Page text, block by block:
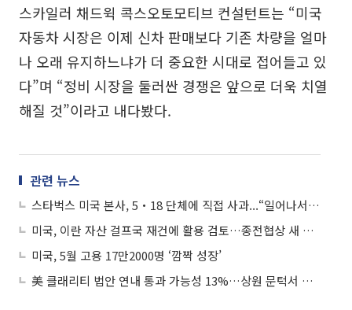
스카일러 채드윅 콕스오토모티브 컨설턴트는 “미국
자동차 시장은 이제 신차 판매보다 기존 차량을 얼마
나 오래 유지하느냐가 더 중요한 시대로 접어들고 있
다”며 “정비 시장을 둘러싼 경쟁은 앞으로 더욱 치열
해질 것”이라고 내다봤다.
관련 뉴스
스타벅스 미국 본사, 5‧18 단체에 직접 사과...“일어나서는 안될 마케팅”
미국, 이란 자산 걸프국 재건에 활용 검토…종전협상 새 암초
미국, 5월 고용 17만2000명 ‘깜짝 성장’
美 클래리티 법안 연내 통과 가능성 13%…상원 문턱서 제동